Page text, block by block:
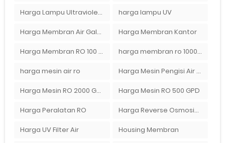
Harga Lampu Ultraviolet Depot Air Isi Ulang harga lampu UV
Harga Membran Air Galon Harga Membran Kantor
Harga Membran RO 100 gpd harga membran ro 1000 gpd
harga mesin air ro Harga Mesin Pengisi Air Galon
Harga Mesin RO 2000 GPD Harga Mesin RO 500 GPD
Harga Peralatan RO Harga Reverse Osmosis di Semarang
Harga UV Filter Air Housing Membran